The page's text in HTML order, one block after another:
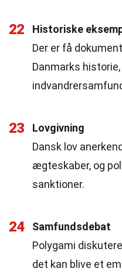
22
Historiske
Der er få
Danmarks
23
Lovgivning
Dansk lov
ægteskaber, og
sanktioner.
24
Samfundsdebat
Polygami
det kan blive et